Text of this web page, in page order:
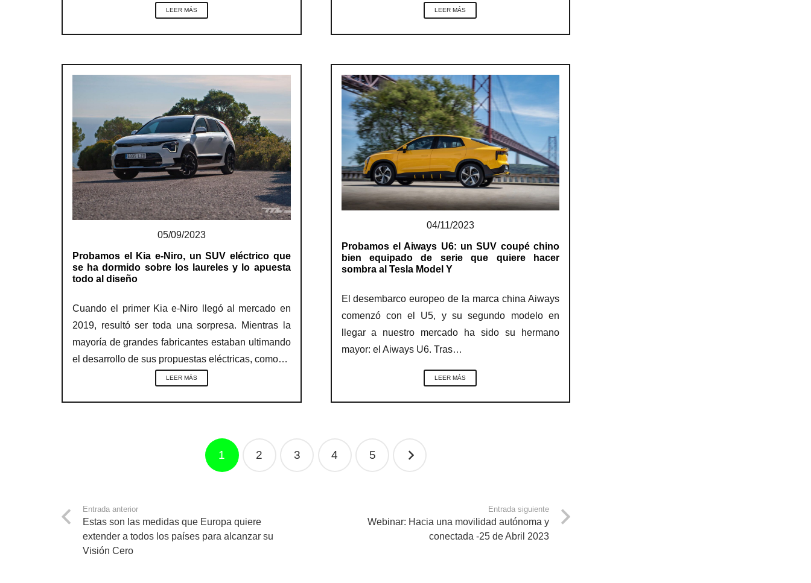
LEER MÁS LEER MÁS
05/09/2023
Probamos el Kia e-Niro, un SUV eléctrico que
se ha dormido sobre los laureles y lo apuesta
todo al diseño
Cuando el primer Kia e-Niro llegó al mercado en
2019, resultó ser toda una sorpresa. Mientras la
mayoría de grandes fabricantes estaban ultimando
el desarrollo de sus propuestas eléctricas, como…
LEER MÁS
04/11/2023
Probamos el Aiways U6: un SUV coupé chino
bien equipado de serie que quiere hacer
sombra al Tesla Model Y
El desembarco europeo de la marca china Aiways
comenzó con el U5, y su segundo modelo en
llegar a nuestro mercado ha sido su hermano
mayor: el Aiways U6. Tras…
LEER MÁS
1 2 3 4 5
Entrada anterior
Estas son las medidas que Europa quiere
extender a todos los países para alcanzar su
Visión Cero
Entrada siguiente
Webinar: Hacia una movilidad autónoma y
conectada -25 de Abril 2023